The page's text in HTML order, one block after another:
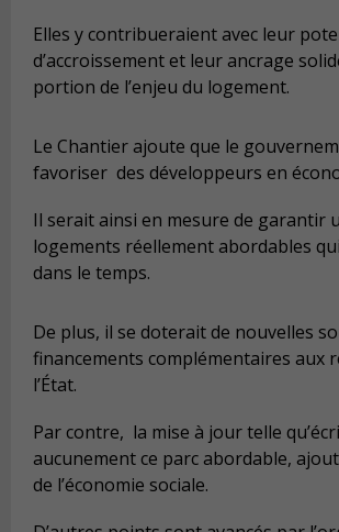
Elles y contribueraient avec leur
d’accroissement et leur ancrage
portion de l’enjeu du logement.
Le Chantier ajoute que le
favoriser des développeurs en
Il serait ainsi en mesure de garantir
logements réellement abordables
dans le temps.
De plus, il se doterait de nouvelles
financements complémentaires aux
l’État.
Par contre, la mise à jour telle
aucunement ce parc abordable,
de l’économie sociale.